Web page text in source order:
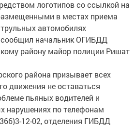
в местах приема
автомобилях
начальник ОГИБДД
району майор полиции Ришат
района призывает всех
движения не оставаться
пьяных водителей и
нарушениях по телефонам
12-02, отделения ГИБДД
13-02 или написать